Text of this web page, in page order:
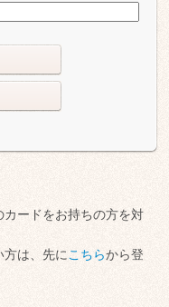
ードをお持ちの方を対
は、先に こちらから登